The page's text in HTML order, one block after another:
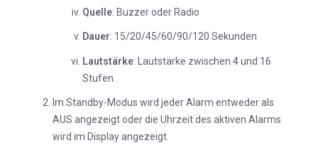
Quelle: Buzzer oder Radio
Dauer: 15/20/45/60/90/120 Sekunden
Lautstärke: Lautstärke zwischen 4 und 16
Stufen.
Im Standby-Modus wird jeder Alarm entweder als
AUS angezeigt oder die Uhrzeit des aktiven Alarms
wird im Display angezeigt.